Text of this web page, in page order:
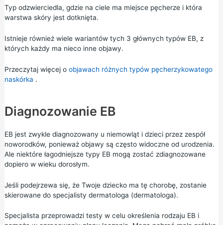
Typ odzwierciedla, gdzie na ciele ma miejsce pęcherze i która
warstwa skóry jest dotknięta.
Istnieje również wiele wariantów tych 3 głównych typów EB, z
których każdy ma nieco inne objawy.
Przeczytaj więcej o objawach różnych typów pęcherzykowatego
naskórka .
Diagnozowanie EB
EB jest zwykle diagnozowany u niemowląt i dzieci przez zespół
noworodków, ponieważ objawy są często widoczne od urodzenia.
Ale niektóre łagodniejsze typy EB mogą zostać zdiagnozowane
dopiero w wieku dorosłym.
Jeśli podejrzewa się, że Twoje dziecko ma tę chorobę, zostanie
skierowane do specjalisty dermatologa (dermatologa).
Specjalista przeprowadzi testy w celu określenia rodzaju EB i